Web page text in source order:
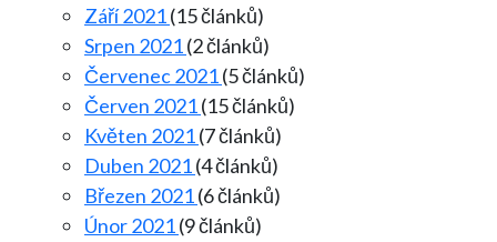
Září 2021(15 článků)
Srpen 2021(2 článků)
Červenec 2021(5 článků)
Červen 2021(15 článků)
Květen 2021(7 článků)
Duben 2021(4 článků)
Březen 2021(6 článků)
Únor 2021(9 článků)